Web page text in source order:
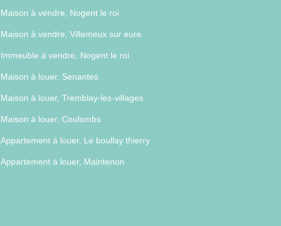
Maison à vendre, Nogent le roi
Maison à vendre, Villemeux sur eure
Immeuble à vendre, Nogent le roi
Maison à louer, Senantes
Maison à louer, Tremblay-les-villages
Maison à louer, Coulombs
Appartement à louer, Le boullay thierry
Appartement à louer, Maintenon